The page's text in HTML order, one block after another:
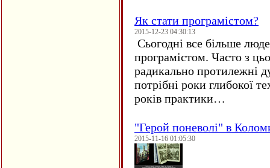
Як стати програмістом?
2015-12-23 04:30:13
Сьогодні все більше
програмістом. Часто з
радикально протилежні
потрібні роки глибокої
років практики…
"Герой поневолі" в
2015-11-16 01:05:30